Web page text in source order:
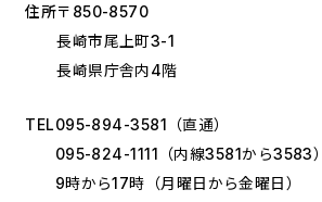
住所〒850-8570
長崎市尾上町3-1
長崎県庁舎内4階
TEL095-894-3581
（直通）
095-824-1111
（内線3581から3583）
9時から17時（月曜日から金曜日）